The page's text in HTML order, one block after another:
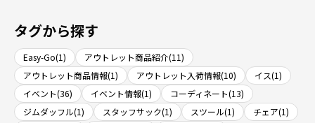
タグから探す
Easy-Go(1)
アウトレット商品紹介(11)
アウトレット商品情報(1)
アウトレット入荷情報(10)
イス(1)
イベント(36)
イベント情報(1)
コーディネート(13)
ジムダッフル(1)
スタッフサック(1) スツール(1)
チェア(1)